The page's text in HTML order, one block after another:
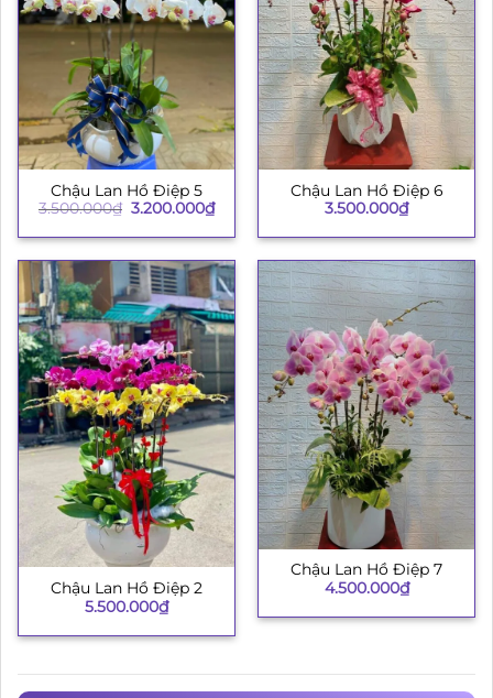
Chậu Lan Hồ Điệp 5
3.500.000₫ Giá
là:
3.200.000₫Giá
hiện
tại
3.200.000₫.
Chậu Lan Hồ Điệp 6
3.500.000₫
Chậu Lan Hồ Điệp 2
5.500.000₫
Chậu Lan Hồ Điệp 7
4.500.000₫